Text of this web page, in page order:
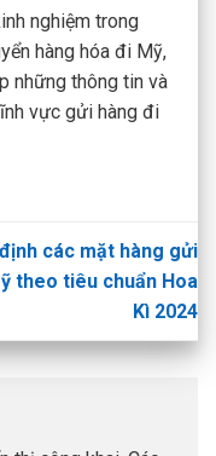
nghiệm trong
hàng hóa đi Mỹ,
những thông tin và
vực gửi hàng đi
các mặt hàng gửi
theo tiêu chuẩn Hoa
Kì 2024